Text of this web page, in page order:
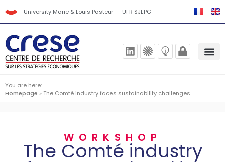
University Marie & Louis Pasteur UFR SJEPG
You are here:
Homepage » The Comté industry faces sustainability challenges
WORKSHOP
The Comté industry